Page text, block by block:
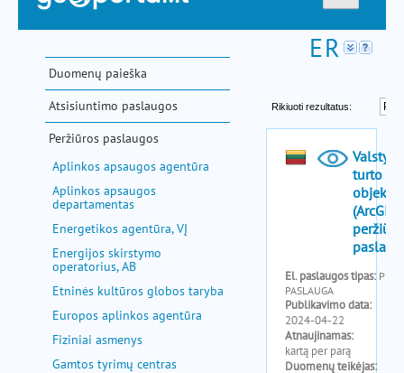
titulinis
žemėlapiai
el. paslaugos
paieška
teminės sritys
Duomenų paieška
Atsisiuntimo paslaugos
Peržiūros paslaugos
Aplinkos apsaugos agentūra
Aplinkos apsaugos
departamentas
Energetikos agentūra, VĮ
Energijos skirstymo
operatorius, AB
Etninės kultūros globos taryba
Europos aplinkos agentūra
Fiziniai asmenys
Gamtos tyrimų centras